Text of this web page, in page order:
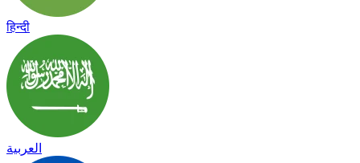
हिन्दी
العربية